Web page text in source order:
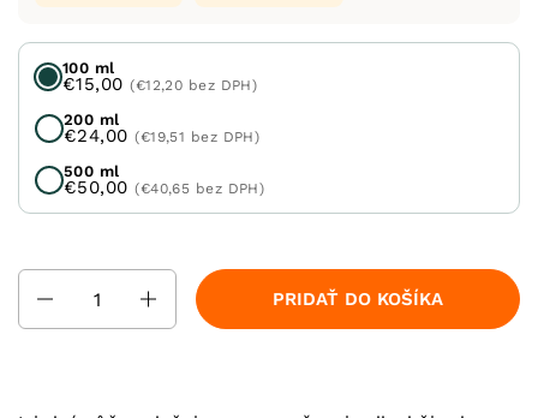
100 ml
€15,00(€12,20 bez DPH)
200 ml
€24,00(€19,51 bez DPH)
500 ml
€50,00(€40,65 bez DPH)
PRIDAŤ DO KOŠÍKA